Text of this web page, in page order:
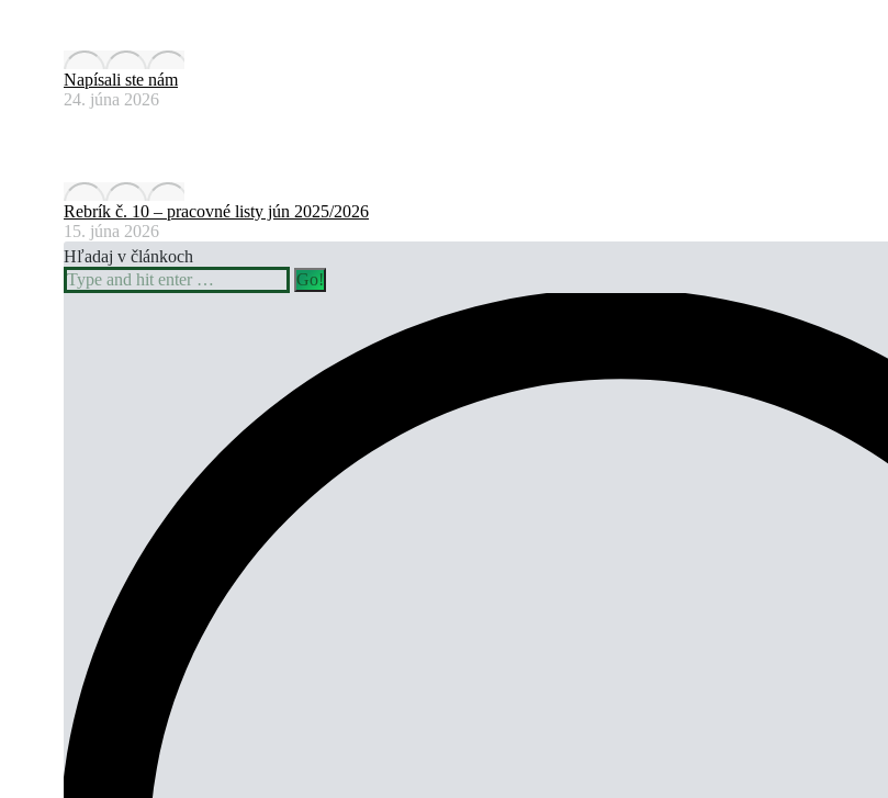
Napísali ste nám
24. júna 2026
Rebrík č. 10 – pracovné listy jún 2025/2026
15. júna 2026
Hľadaj v článkoch
Search: